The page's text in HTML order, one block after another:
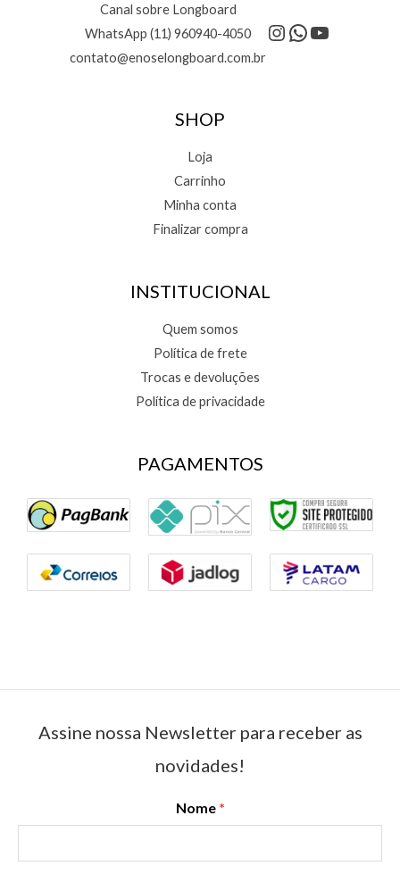
Canal sobre Longboard
WhatsApp (11) 960940-4050
contato@enoselongboard.com.br
Instagram
WhatsApp
Youtube
SHOP
Loja
Carrinho
Minha conta
Finalizar compra
INSTITUCIONAL
Quem somos
Política de frete
Trocas e devoluções
Política de privacidade
PAGAMENTOS
Assine nossa Newsletter para receber as
novidades!
Nome